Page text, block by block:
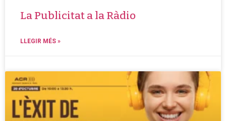
La Publicitat a la Ràdio
LLEGIR MÉS »